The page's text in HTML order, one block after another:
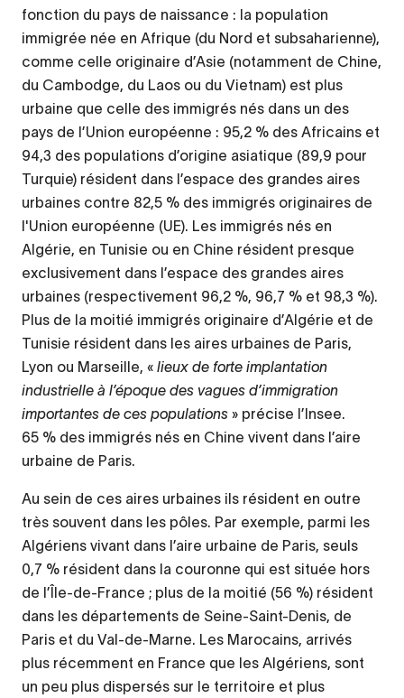
fonction du pays de naissance : la population
immigrée née en Afrique (du Nord et subsaharienne),
comme celle originaire d’Asie (notamment de Chine,
du Cambodge, du Laos ou du Vietnam) est plus
urbaine que celle des immigrés nés dans un des
pays de l’Union européenne : 95,2 % des Africains et
94,3 des populations d’origine asiatique (89,9 pour
Turquie) résident dans l’espace des grandes aires
urbaines contre 82,5 % des immigrés originaires de
l'Union européenne (UE). Les immigrés nés en
Algérie, en Tunisie ou en Chine résident presque
exclusivement dans l’espace des grandes aires
urbaines (respectivement 96,2 %, 96,7 % et 98,3 %).
Plus de la moitié immigrés originaire d’Algérie et de
Tunisie résident dans les aires urbaines de Paris,
Lyon ou Marseille, « lieux de forte implantation
industrielle à l’époque des vagues d’immigration
importantes de ces populations » précise l’Insee.
65 % des immigrés nés en Chine vivent dans l’aire
urbaine de Paris.
Au sein de ces aires urbaines ils résident en outre
très souvent dans les pôles. Par exemple, parmi les
Algériens vivant dans l’aire urbaine de Paris, seuls
0,7 % résident dans la couronne qui est située hors
de l’Île-de-France ; plus de la moitié (56 %) résident
dans les départements de Seine-Saint-Denis, de
Paris et du Val-de-Marne. Les Marocains, arrivés
plus récemment en France que les Algériens, sont
un peu plus dispersés sur le territoire et plus